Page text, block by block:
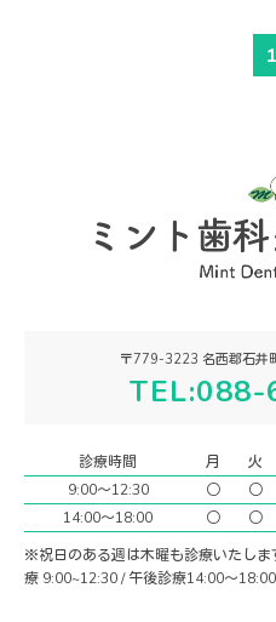
1
〒779-3223 名西郡石井
診療時間 月 火
9:00〜12:30
○ ○
14:00〜18:00
○ ○
※祝日のある週は木曜も診療いたし
療 9:00~12:30 / 午後診療14:00〜18:00